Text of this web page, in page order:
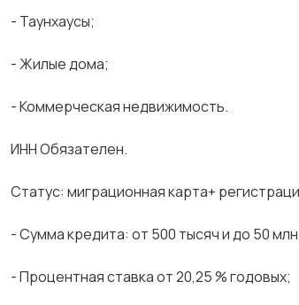
- Таунхаусы;
- Жилые дома;
- Коммерческая недвижимость.
ИНН Обязателен.
Статус: миграционная карта+
- Сумма кредита: от 500 тысяч и до 50
- Процентная ставка от 20,25 % годовых;